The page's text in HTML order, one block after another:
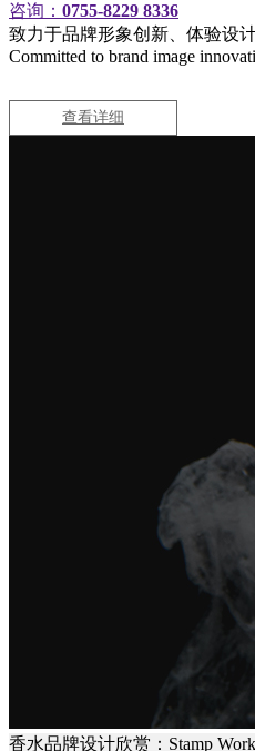
咨询： 0755-8229 8336
致力于品牌形象创新、体验设
Committed to brand image
查看详细
香水品牌设计欣赏：Stamp